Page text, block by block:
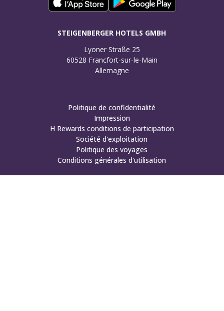
STEIGENBERGER HOTELS GMBH
Lyoner Straße 25
60528 Francfort-sur-le-Main
Allemagne
Politique de confidentialité
Impression
H Rewards conditions de participation
Société d'exploitation
Politique des voyages
Conditions générales d'utilisation